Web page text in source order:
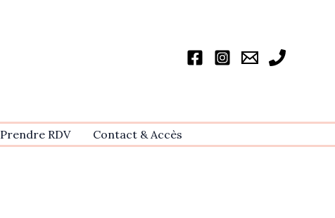
Prendre RDV Contact & Accѐs